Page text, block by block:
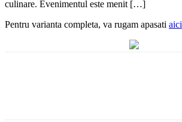
culinare. Evenimentul este menit […]
Pentru varianta completa, va rugam apasati aici